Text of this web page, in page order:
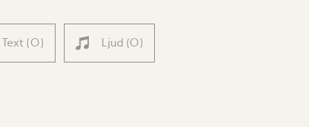
Text (0) Ljud (0)